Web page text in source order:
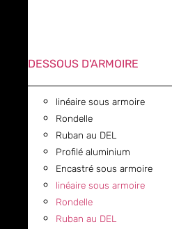
DESSOUS D'ARMOIRE
linéaire sous armoire
Rondelle
Ruban au DEL
Profilé aluminium
Encastré sous armoire
linéaire sous armoire
Rondelle
Ruban au DEL